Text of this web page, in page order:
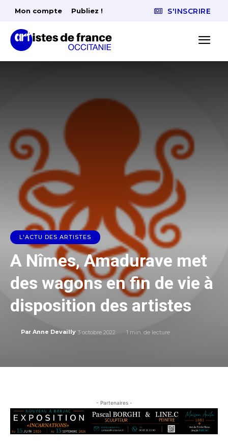
Mon compte Publiez ! S'INSCRIRE
L'ACTU DES ARTISTES
A Nîmes, Amadurave met
des wagons en fin de vie à
disposition des artistes
Par Anne Devailly 3 octobre 2022 1 min. de lecture
- Partenaires -